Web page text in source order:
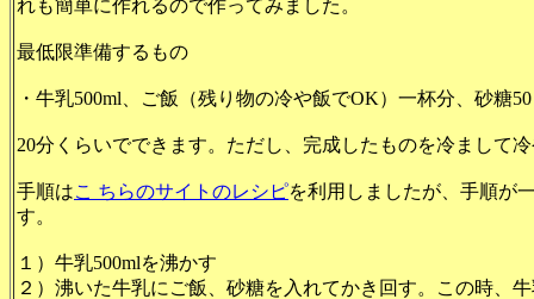
れも簡単に作れるので作ってみました。
最低限準備するもの
・牛乳500ml、ご飯（残り物の冷や飯でOK）一杯分、砂糖
20分くらいでできます。ただし、完成したものを冷まして
手順はこ ちらのサイトのレシピを利用しましたが、手順が
す。
１）牛乳500mlを沸かす
２）沸いた牛乳にご飯、砂糖を入れてかき回す。この時、